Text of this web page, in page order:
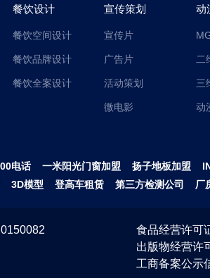
餐饮设计
餐饮空间设计
餐饮品牌设计
餐饮全案设计
宣传策划
宣传片
广告片
活动策划
微电影
动
二
三
动
电话 一米阳光门窗加盟 扬子地板加盟
3D模型 登高车租赁 第三方检测公司 厂
食品经营许可
出版物经营许
工商备案公示